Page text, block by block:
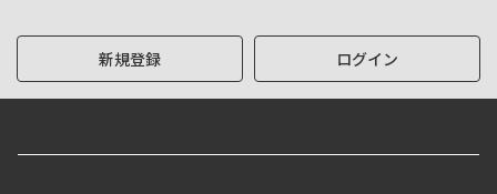
新規登録 ログイン